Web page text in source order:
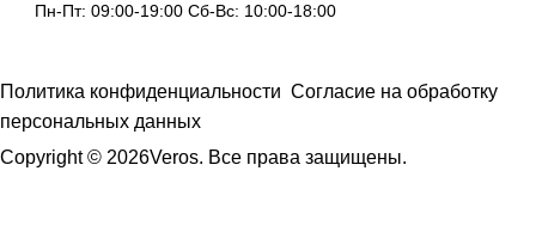
Пн-Пт: 09:00-19:00 Сб-Вс: 10:00-18:00
Политика конфиденциальности Согласие на обработку
персональных данных
Copyright © 2026Veros. Все права защищены.